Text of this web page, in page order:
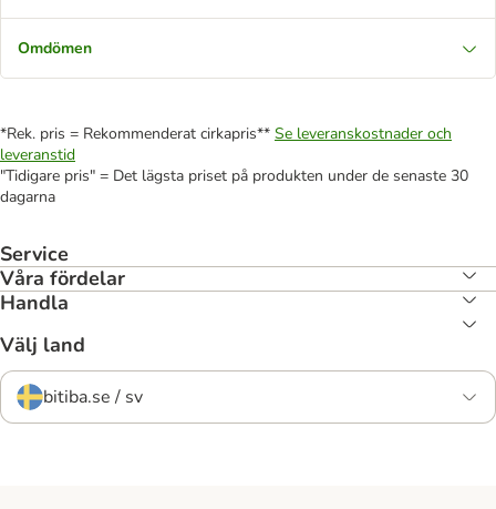
Omdömen
*Rek. pris = Rekommenderat cirkapris** Se leveranskostnader och
leveranstid
"Tidigare pris" = Det lägsta priset på produkten under de senaste 30
dagarna
Service
Våra fördelar
Handla
Välj land
bitiba.se / sv